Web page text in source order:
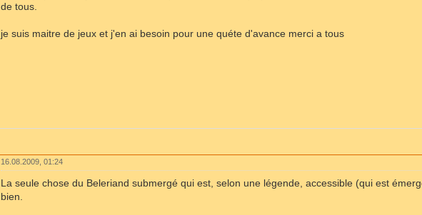
de tous.
je suis maitre de jeux et j'en ai besoin pour une quéte d'avance merci a tous
16.08.2009, 01:24
La seule chose du Beleriand submergé qui est, selon une légende, accessible (qui est
bien.